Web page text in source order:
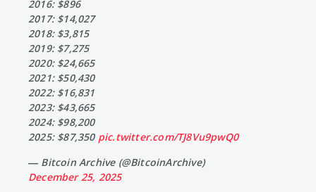
2016: $896
2017: $14,027
2018: $3,815
2019: $7,275
2020: $24,665
2021: $50,430
2022: $16,831
2023: $43,665
2024: $98,200
2025: $87,350 pic.twitter.com/TJ8Vu9pwQ0
— Bitcoin Archive (@BitcoinArchive)
December 25, 2025